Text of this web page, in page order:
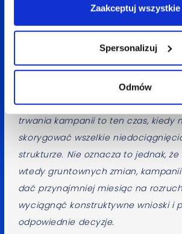
Zaakceptuj wszystkie
Spersonalizuj
Odmów
To się wypracowuje w trakcie jej
przebiegu kampanii w ciągu trzech
uruchomienia pozwala na szybkie
podwyższają jakość działań. Czasem
kluczowe potrafi zaważyć na
trwania kampanii to ten czas, kiedy
skorygować wszelkie
strukturze. Nie oznacza to jednak,
wtedy gruntownych zmian,
dać przynajmniej miesiąc na
wyciągnąć konstruktywne wnioski i
odpowiednie decyzje.